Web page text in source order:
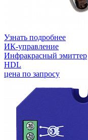
Узнать подробнее
ИК-управление
Инфракрасный эмиттер
HDL
цена по запросу